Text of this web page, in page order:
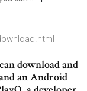
download and
an Android